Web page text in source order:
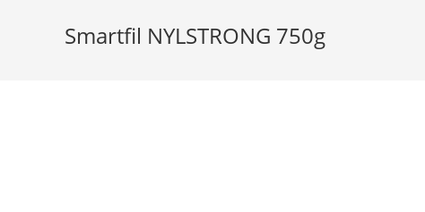
Smartfil NYLSTRONG 750g